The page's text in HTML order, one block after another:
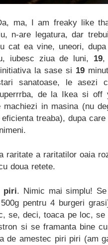
ma, I am freaky like
n-are legatura, dar
cat ea vine, uneori,
iubesc ziua de luni, 19,
la sase si 19
sanatoase, le
de la Ikea si off
in masina (nu
treaba), dupa
raritate a raritatilor oaia
doua retete.
piri. Nimic mai simplu!
pentru 4 burgeri
se, deci, toaca pe loc,
si se framanta bine
de amestec piri piri (am